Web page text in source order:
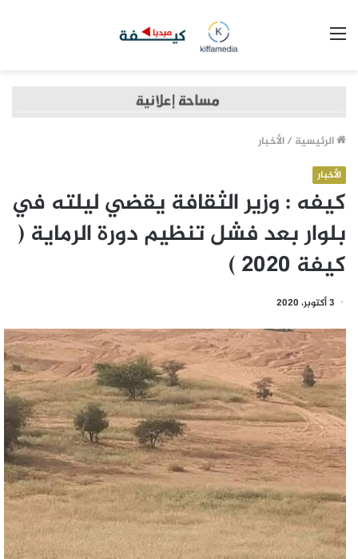
الرئيسية /الأخبار
الأخبار
كيفه : وزير الثقافة يقضي ليلته في
بلوار بعد فشل تنظيم دورة الرماية (
كيفة 2020 )
3 أكتوبر، 2020